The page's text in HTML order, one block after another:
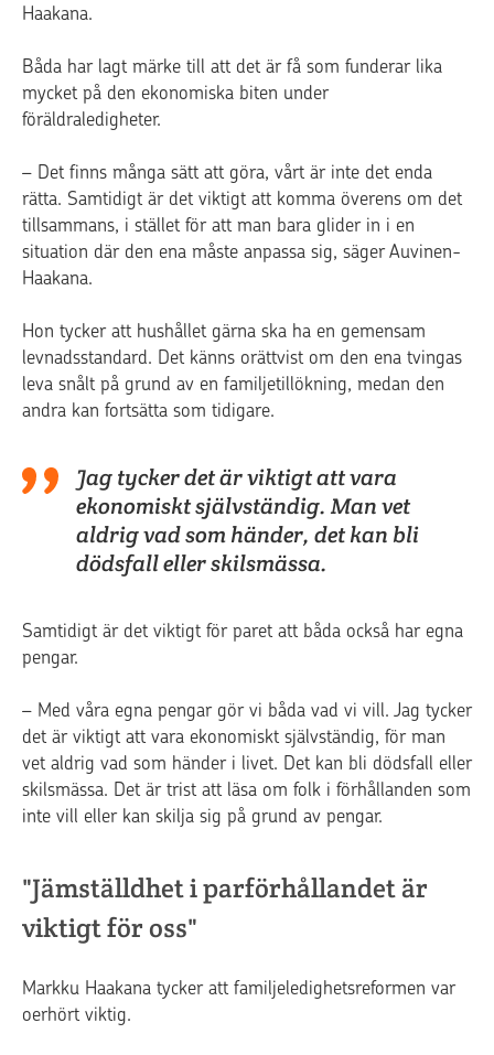
Haakana.
Båda har lagt märke till att det är få som funderar lika
mycket på den ekonomiska biten under
föräldraledigheter.
– Det finns många sätt att göra, vårt är inte det enda
rätta. Samtidigt är det viktigt att komma överens om det
tillsammans, i stället för att man bara glider in i en
situation där den ena måste anpassa sig, säger Auvinen-
Haakana.
Hon tycker att hushållet gärna ska ha en gemensam
levnadsstandard. Det känns orättvist om den ena tvingas
leva snålt på grund av en familjetillökning, medan den
andra kan fortsätta som tidigare.
Jag tycker det är viktigt att vara
ekonomiskt självständig. Man vet
aldrig vad som händer, det kan bli
dödsfall eller skilsmässa.
Samtidigt är det viktigt för paret att båda också har egna
pengar.
– Med våra egna pengar gör vi båda vad vi vill. Jag tycker
det är viktigt att vara ekonomiskt självständig, för man
vet aldrig vad som händer i livet. Det kan bli dödsfall eller
skilsmässa. Det är trist att läsa om folk i förhållanden som
inte vill eller kan skilja sig på grund av pengar.
"Jämställdhet i parförhållandet är
viktigt för oss"
Markku Haakana tycker att familjeledighetsreformen var
oerhört viktig.